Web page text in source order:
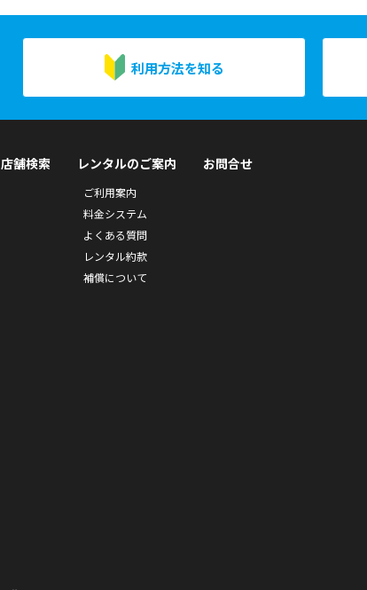
利用方法を知る
店舗検索 レンタルのご案内
ご利用案内
料金システム
よくある質問
レンタル約款
補償について
お問合せ